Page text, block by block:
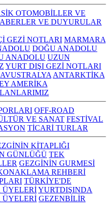
OTOMOBİLLER VE
VE DUYURULAR
GEZİ NOTLARI MARMARA
DOĞU ANADOLU
ANADOLU UZUN
YURT DIŞI GEZİ NOTLARI
AVUSTRALYA ANTARKTİKA
AMERİKA
OFF-ROAD
VE SANAT FESTİVAL
TİCARİ TURLAR
KİTAPLIĞI
GÜNLÜĞÜ TEK
GEZGİNİN GURMESİ
REHBERİ
TÜRKİYE'DE
ÜYELERİYURTDIŞINDA
ÜYELERİ GEZENBİLİR